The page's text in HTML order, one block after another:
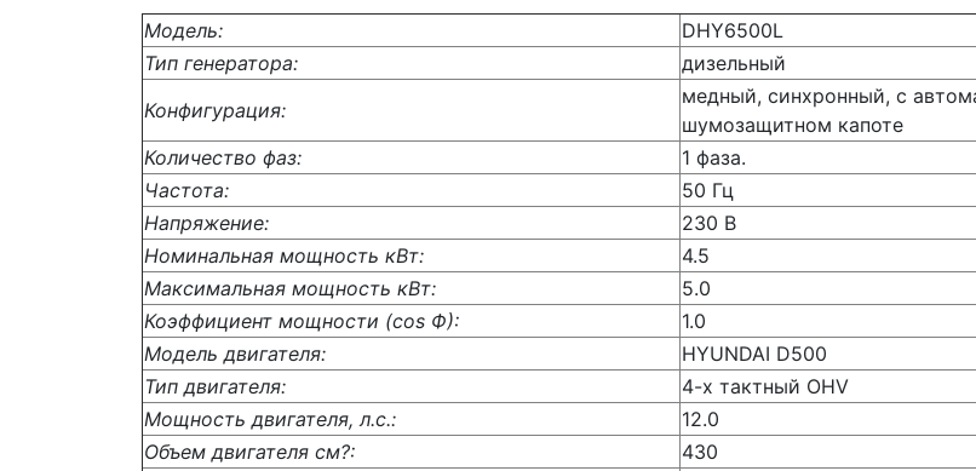
Модель:
DHY6500L
Тип генератора:
дизельный
Конфигурация:
медный, синхронный, с
шумозащитном капоте
Количество фаз:
1 фаза.
Частота:
50 Гц
Напряжение:
230 В
Номинальная мощность кВт:
4.5
Максимальная мощность кВт:
5.0
Коэффициент мощности (cos Ф):
1.0
Модель двигателя:
HYUNDAI D500
Тип двигателя:
4-х тактный OHV
Мощность двигателя, л.с.:
12.0
Объем двигателя см?:
430